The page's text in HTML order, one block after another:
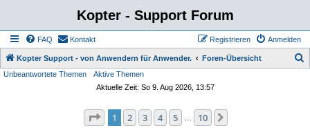
Kopter - Support Forum
FAQ Kontakt Anmelden
Registrieren
Kopter Support - von Anwendern für Anwender. Foren-Übersicht
Unbeantwortete Themen
Aktive Themen
Aktuelle Zeit: So 9. Aug 2026, 13:57
Seite 1von 10
1 2 3 4 5 10